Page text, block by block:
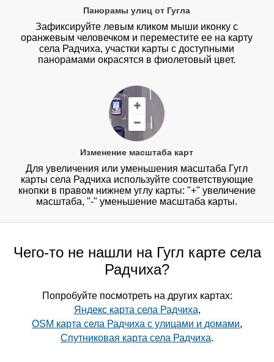
Панорамы улиц от Гугла
Зафиксируйте левым кликом мыши иконку с
оранжевым человечком и переместите ее на карту
села Радчиха, участки карты с доступными
панорамами окрасятся в фиолетовый цвет.
Изменение масштаба карт
Для увеличения или уменьшения масштаба Гугл
карты села Радчиха используйте соответствующие
кнопки в правом нижнем углу карты: "+" увеличение
масштаба, "-" уменьшение масштаба карты.
Чего-то не нашли на Гугл карте села
Радчиха?
Попробуйте посмотреть на других картах:
Яндекс карта села Радчиха,
OSM карта села Радчиха с улицами и домами,
Спутниковая карта села Радчиха.